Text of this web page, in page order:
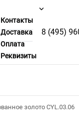
Контакты
Доставка
Оплата
Реквизиты
8 (495)
золото CYL.03.06